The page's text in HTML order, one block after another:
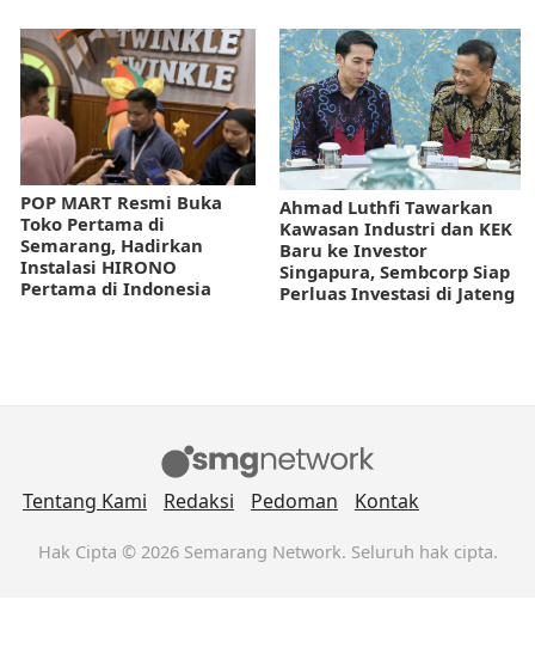
POP MART Resmi Buka
Toko Pertama di
Semarang, Hadirkan
Instalasi HIRONO
Pertama di Indonesia
Ahmad Luthfi Tawarkan
Kawasan Industri dan KEK
Baru ke Investor
Singapura, Sembcorp Siap
Perluas Investasi di Jateng
Tentang Kami Redaksi Pedoman Kontak
Hak Cipta © 2026 Semarang Network. Seluruh hak cipta.